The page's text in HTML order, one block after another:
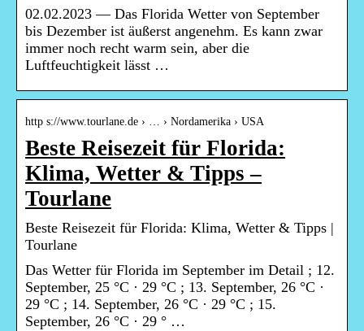
02.02.2023 — Das Florida Wetter von September
bis Dezember ist äußerst angenehm. Es kann zwar
immer noch recht warm sein, aber die
Luftfeuchtigkeit lässt …
http s://www.tourlane.de › … › Nordamerika › USA
Beste Reisezeit für Florida:
Klima, Wetter & Tipps –
Tourlane
Beste Reisezeit für Florida: Klima, Wetter & Tipps |
Tourlane
Das Wetter für Florida im September im Detail ; 12.
September, 25 °C · 29 °C ; 13. September, 26 °C ·
29 °C ; 14. September, 26 °C · 29 °C ; 15.
September, 26 °C · 29 ° …